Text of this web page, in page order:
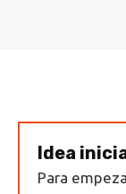
Idea
Para